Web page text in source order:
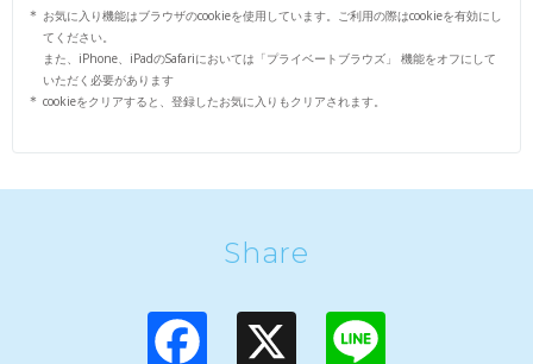
お気に入り機能はブラウザのcookieを使用しています。ご利用の際はcookieを有効にし
てください。
また、iPhone、iPadのSafariにおいては「プライベートブラウズ」 機能をオフにして
いただく必要があります
cookieをクリアすると、登録したお気に入りもクリアされます。
Share
L